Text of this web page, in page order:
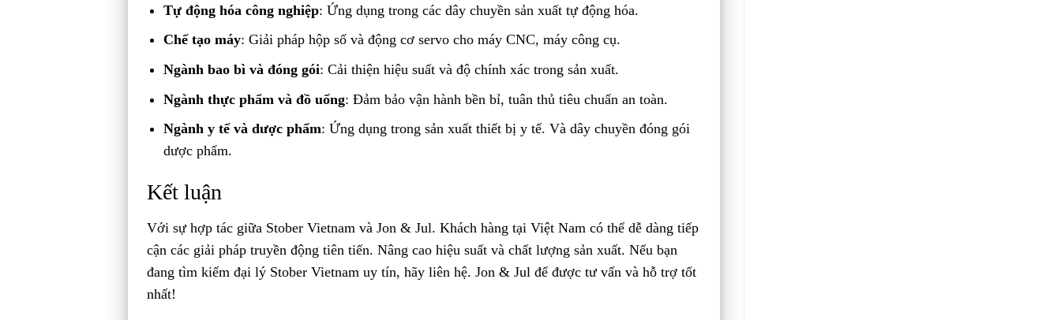
Tự động hóa công nghiệp: Ứng dụng trong các dây chuyền sản xuất tự động hóa.
Chế tạo máy: Giải pháp hộp số và động cơ servo cho máy CNC, máy công cụ.
Ngành bao bì và đóng gói: Cải thiện hiệu suất và độ chính xác trong sản xuất.
Ngành thực phẩm và đồ uống: Đảm bảo vận hành bền bỉ, tuân thủ tiêu chuẩn an toàn.
Ngành y tế và dược phẩm: Ứng dụng trong sản xuất thiết bị y tế. Và dây chuyền đóng gói
dược phẩm.
Kết luận
Với sự hợp tác giữa Stober Vietnam và Jon & Jul. Khách hàng tại Việt Nam có thể dễ dàng tiếp
cận các giải pháp truyền động tiên tiến. Nâng cao hiệu suất và chất lượng sản xuất. Nếu bạn
đang tìm kiếm đại lý Stober Vietnam uy tín, hãy liên hệ. Jon & Jul để được tư vấn và hỗ trợ tốt
nhất!